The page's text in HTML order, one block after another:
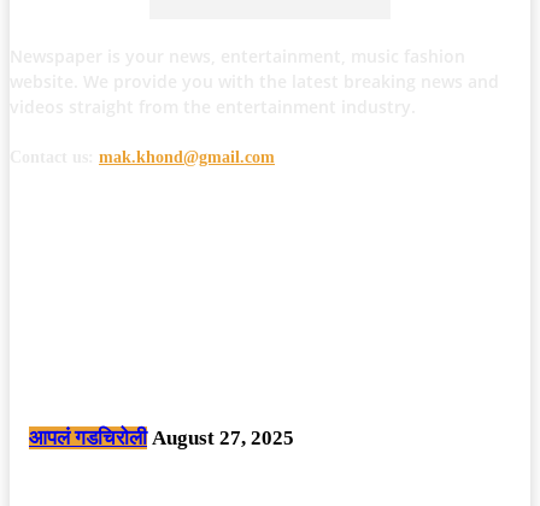
mak.khond@gmail.com
आपलं गडचिरोली August 27, 2025